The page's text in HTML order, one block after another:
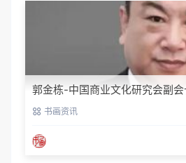
郭金栋-中国商业文化研究会副
书画资讯